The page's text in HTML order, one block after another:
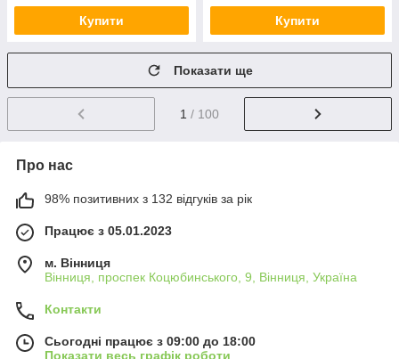
Купити Купити
Показати ще
1 / 100
Про нас
98% позитивних з 132 відгуків за рік
Працює з 05.01.2023
м. Вінниця
Вінниця, проспек Коцюбинського, 9, Вінниця, Україна
Контакти
Сьогодні працює з 09:00 до 18:00
Показати весь графік роботи